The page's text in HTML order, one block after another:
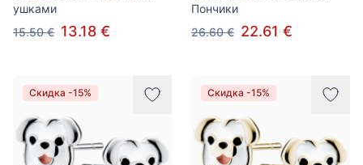
ушками
15.50 € 13.18 €
Пончики
26.60 € 22.61 €
Скидка -15% Скидка -15%